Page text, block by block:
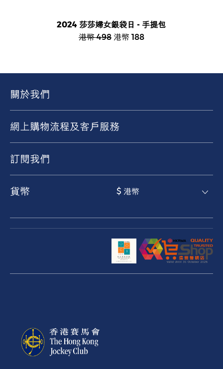
2024 莎莎婦女銀袋日 - 手提包
港幣 498港幣 188
關於我們
網上購物流程及客戶服務
訂閱我們
貨幣 $ 港幣